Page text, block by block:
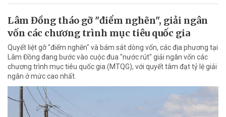
Lâm Đồng tháo gỡ "điểm nghẽn", giải ngân
vốn các chương trình mục tiêu quốc gia
Quyết liệt gỡ "điểm nghẽn" và bám sát dòng vốn, các địa phương tại
Lâm Đồng đang bước vào cuộc đua "nước rút" giải ngân vốn các
chương trình mục tiêu quốc gia (MTQG), với quyết tâm đạt tỷ lệ giải
ngân ở mức cao nhất.